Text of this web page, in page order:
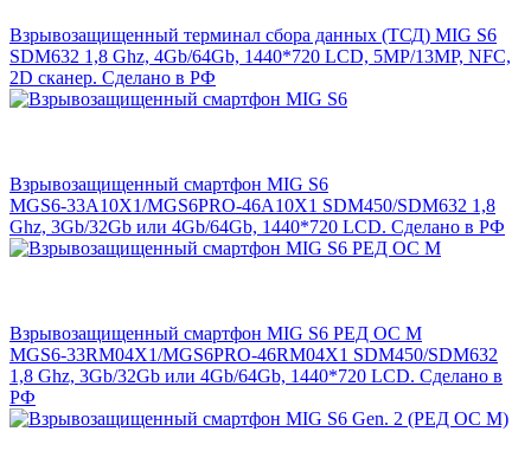
Взрывозащищенный терминал сбора данных (ТСД) MIG S6
SDM632 1,8 Ghz, 4Gb/64Gb, 1440*720 LCD, 5MP/13MP, NFC,
2D сканер. Сделано в РФ
Взрывозащищенный смартфон MIG S6
MGS6-33A10X1/MGS6PRO-46A10X1 SDM450/SDM632 1,8
Ghz, 3Gb/32Gb или 4Gb/64Gb, 1440*720 LCD. Сделано в РФ
Взрывозащищенный смартфон MIG S6 РЕД ОС М
MGS6-33RM04X1/MGS6PRO-46RM04X1 SDM450/SDM632
1,8 Ghz, 3Gb/32Gb или 4Gb/64Gb, 1440*720 LCD. Сделано в
РФ